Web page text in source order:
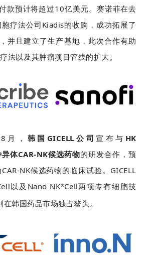
款预计将超过10亿美元。赛诺菲在去
疗法公司Kiadis的收购，成功拓展了
并且建立了生产基地，此次合作有助
法以及其肿瘤项目管线的扩大。
月， 韩国GICELL公司宣布与 HK
异体CAR-NK候选药物的研发合作，预
NK候选药物的临床试验。GICELL
以及Nano NK®Cell两项专有细胞技
韩国药品市场独占鳌头。